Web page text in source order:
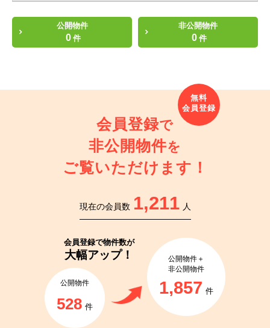
公開物件
0 件
非公開物件
0 件
会員登録で
非公開物件を
ご覧いただけます！
現在の会員数 1,211 人
会員登録で物件数が
大幅アップ！
公開物件
528 件
公開物件＋
非公開物件
1,857 件